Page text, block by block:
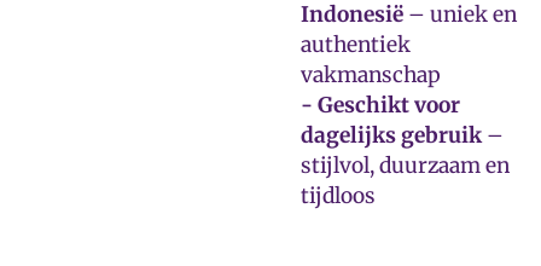
Indonesië – uniek en
authentiek
vakmanschap
- Geschikt voor
dagelijks gebruik–
stijlvol, duurzaam en
tijdloos